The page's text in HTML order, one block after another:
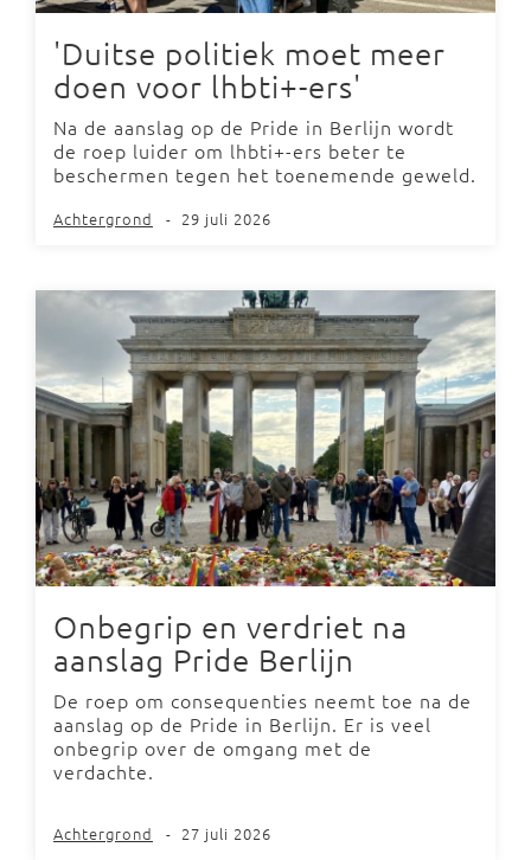
'Duitse politiek moet meer
doen voor lhbti+-ers'
Na de aanslag op de Pride in Berlijn wordt
de roep luider om lhbti+-ers beter te
beschermen tegen het toenemende geweld.
Achtergrond - 29 juli 2026
Onbegrip en verdriet na
aanslag Pride Berlijn
De roep om consequenties neemt toe na de
aanslag op de Pride in Berlijn. Er is veel
onbegrip over de omgang met de
verdachte.
Achtergrond - 27 juli 2026